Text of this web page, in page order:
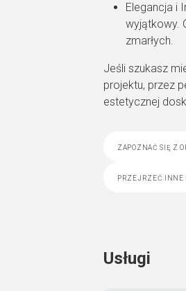
Elegancja i
wyjątkowy.
zmarłych.
Jeśli szukasz
projektu, przez
estetycznej
zapoznać się z
przejrzeć inne
Usługi